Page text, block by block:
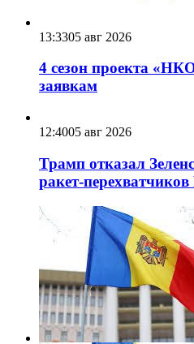
13:3305 авг 2026
4 сезон проекта
заявкам
12:4005 авг 2026
Трамп отказал
ракет-